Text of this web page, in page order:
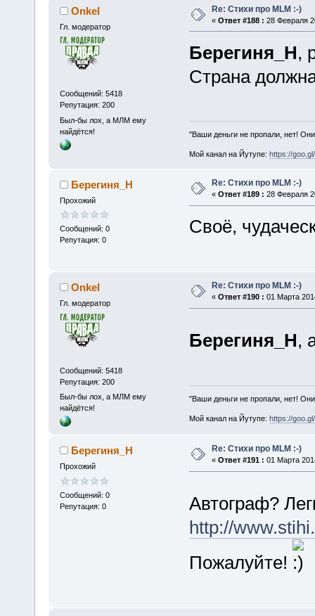
Onkel
Гл. модератор
Сообщений: 5418
Репутация: 200
Был-бы лох, а МЛМ ему
найдётся!
Re: Стихи про MLM :-)
« Ответ #188 : 28 Февраля
Берегиня_Н,
Страна
"Ваши деньги не пропали, нет!
Мой канал на Йутупе: https://
Берегиня_Н
Прохожий
Сообщений: 0
Репутация: 0
Re: Стихи про MLM :-)
« Ответ #189 : 28 Февраля
Своё,
Onkel
Гл. модератор
Сообщений: 5418
Репутация: 200
Был-бы лох, а МЛМ ему
найдётся!
Re: Стихи про MLM :-)
« Ответ #190 : 01 Марта
Берегиня_Н,
"Ваши деньги не пропали, нет!
Мой канал на Йутупе: https://
Берегиня_Н
Прохожий
Сообщений: 0
Репутация: 0
Re: Стихи про MLM :-)
« Ответ #191 : 01 Марта
Автограф?
http://
Пожалуйте!